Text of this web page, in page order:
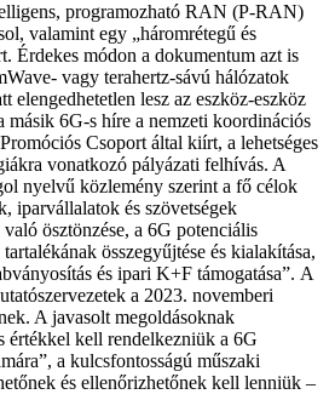
programozható RAN (P-RAN)
valamint egy „háromrétegű és
Érdekes módon a dokumentum azt is
vagy terahertz-sávú hálózatok
elengedhetetlen lesz az eszköz-eszköz
másik 6G-s híre a nemzeti koordinációs
Csoport által kiírt, a lehetséges
vonatkozó pályázati felhívás. A
nyelvű közlemény szerint a fő célok
iparvállalatok és szövetségek
ösztönzése, a 6G potenciális
összegyűjtése és kialakítása,
és ipari K+F támogatása”. A
a 2023. novemberi
A javasolt megoldásoknak
értékkel kell rendelkezniük a 6G
a kulcsfontosságú műszaki
és ellenőrizhetőnek kell lenniük –